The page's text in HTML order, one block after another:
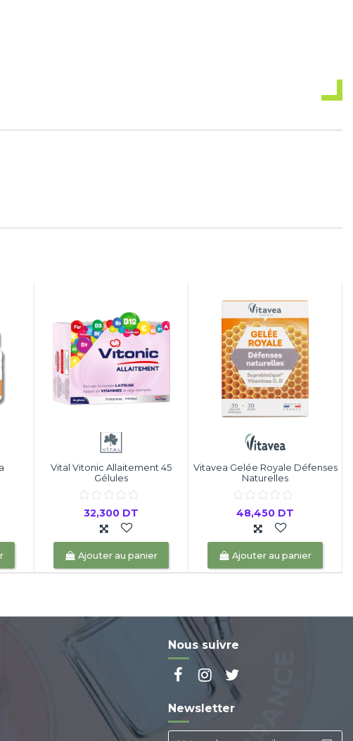
Vital Vitonic Allaitement 45
Gélules
32,300 DT
Ajouter au panier
Vitavea Gelée Royale Défenses
Naturelles
48,450 DT
Ajouter au panier
Nous suivre
Newsletter